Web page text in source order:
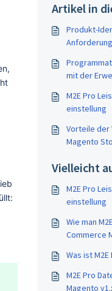
Artikel in
Produkt-
mit der
M2E Pro
einstellung
Vorteile der
Magento
Vielleicht
M2E Pro
einstellung
Wie man
Commerce
für Magento
Was ist M2E
M2E Pro
Magento